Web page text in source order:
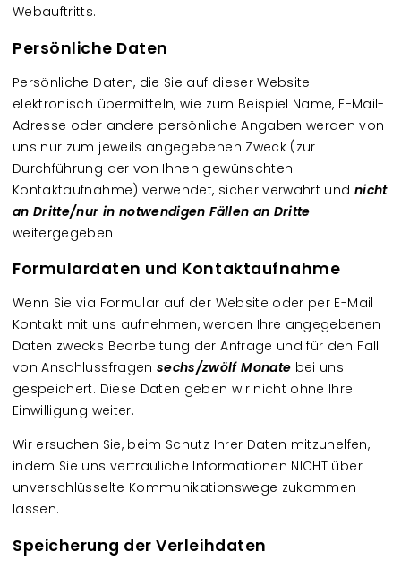
Webauftritts.
Persönliche Daten
Persönliche Daten, die Sie auf dieser Website
elektronisch übermitteln, wie zum Beispiel Name, E-Mail-
Adresse oder andere persönliche Angaben werden von
uns nur zum jeweils angegebenen Zweck (zur
Durchführung der von Ihnen gewünschten
Kontaktaufnahme) verwendet, sicher verwahrt und nicht
an Dritte/nur in notwendigen Fällen an Dritte
weitergegeben.
Formulardaten und Kontaktaufnahme
Wenn Sie via Formular auf der Website oder per E-Mail
Kontakt mit uns aufnehmen, werden Ihre angegebenen
Daten zwecks Bearbeitung der Anfrage und für den Fall
von Anschlussfragen sechs/zwölf Monate bei uns
gespeichert. Diese Daten geben wir nicht ohne Ihre
Einwilligung weiter.
Wir ersuchen Sie, beim Schutz Ihrer Daten mitzuhelfen,
indem Sie uns vertrauliche Informationen NICHT über
unverschlüsselte Kommunikationswege zukommen
lassen.
Speicherung der Verleihdaten